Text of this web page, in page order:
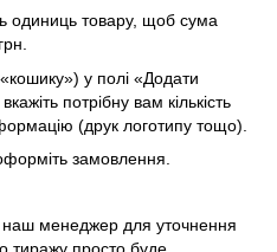
одиниць товару, щоб сума
у полі «Додати
потрібну вам кількість
(друк логотипу тощо).
замовлення.
наш менеджер для уточнення
тиражу просто буде